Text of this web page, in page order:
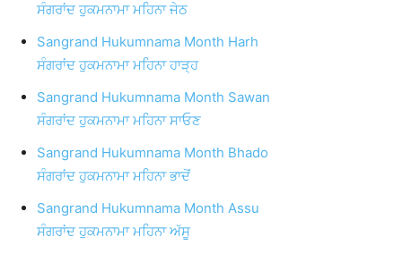
ਸੰਗਰਾਂਦ ਹੁਕਮਨਾਮਾ ਮਹਿਨਾ ਜੇਠ
Sangrand Hukumnama Month Harh
ਸੰਗਰਾਂਦ ਹੁਕਮਨਾਮਾ ਮਹਿਨਾ ਹਾੜ੍ਹ
Sangrand Hukumnama Month Sawan
ਸੰਗਰਾਂਦ ਹੁਕਮਨਾਮਾ ਮਹਿਨਾ ਸਾਓਣ
Sangrand Hukumnama Month Bhado
ਸੰਗਰਾਂਦ ਹੁਕਮਨਾਮਾ ਮਹਿਨਾ ਭਾਦੋਂ
Sangrand Hukumnama Month Assu
ਸੰਗਰਾਂਦ ਹੁਕਮਨਾਮਾ ਮਹਿਨਾ ਅੱਸੂ